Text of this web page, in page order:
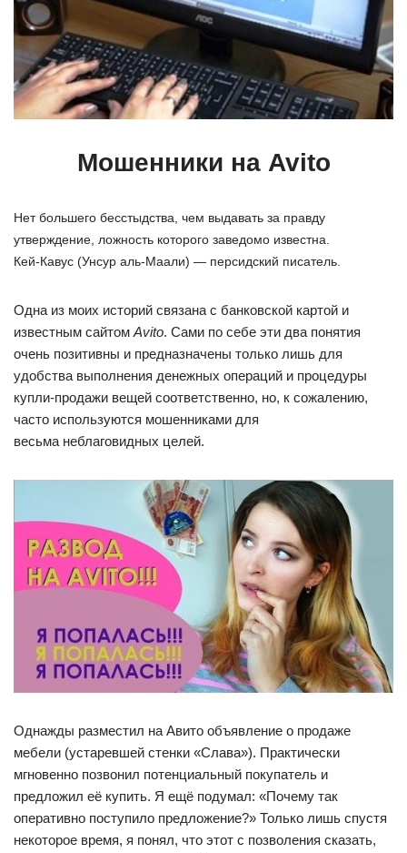
Мошенники на Avito
Нет большего бесстыдства, чем выдавать за правду
утверждение, ложность которого заведомо известна.
Кей-Кавус (Унсур аль-Маали) — персидский писатель.
Одна из моих историй связана с банковской картой и
известным сайтом Avito. Сами по себе эти два понятия
очень позитивны и предназначены только лишь для
удобства выполнения денежных операций и процедуры
купли-продажи вещей соответственно, но, к сожалению,
часто используются мошенниками для
весьма неблаговидных целей.
Однажды разместил на Авито объявление о продаже
мебели (устаревшей стенки «Слава»). Практически
мгновенно позвонил потенциальный покупатель и
предложил её купить. Я ещё подумал: «Почему так
оперативно поступило предложение?» Только лишь спустя
некоторое время, я понял, что этот с позволения сказать,